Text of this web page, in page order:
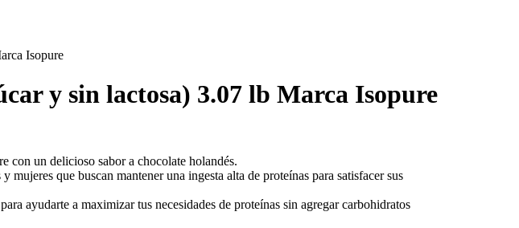
Isopure
y sin lactosa) 3.07 lb Marca Isopure
con un delicioso sabor a chocolate holandés.
que buscan mantener una ingesta alta de proteínas para satisfacer sus
ayudarte a maximizar tus necesidades de proteínas sin agregar carbohidratos